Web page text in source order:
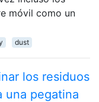
móvil como un
dust
los residuos
una pegatina